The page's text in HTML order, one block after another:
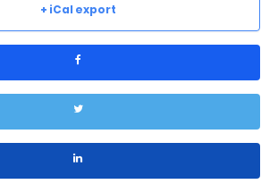
+ iCal export